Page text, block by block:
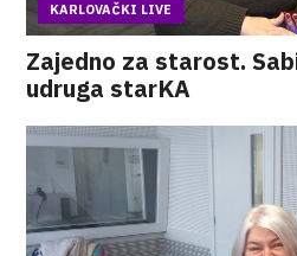
KARLOVAČKI LIVE
Zajedno za starost.
udruga starKA